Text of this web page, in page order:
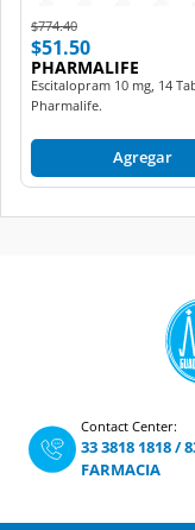
Price reduced from
$774.40to
$51.50
PHARMALIFE
Escitalopram 10 mg, 14
Pharmalife.
Agregar
Contact Center:
33 3818 1818/
FARMACIA